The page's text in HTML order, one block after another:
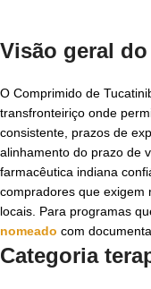
Visão geral
O Comprimido de
transfronteiriço onde
consistente, prazos de
alinhamento do prazo de
farmacêutica indiana
compradores que exigem
locais. Para programas
nomeado com
Categoria